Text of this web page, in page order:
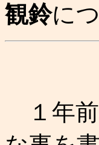
観鈴に
１年前